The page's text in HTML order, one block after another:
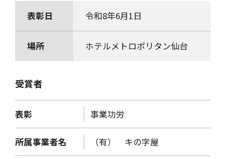
表彰日 令和8年6月1日
場所 ホテルメトロポリタン仙台
受賞者
表彰 事業功労
所属事業者名 （有） キの字屋